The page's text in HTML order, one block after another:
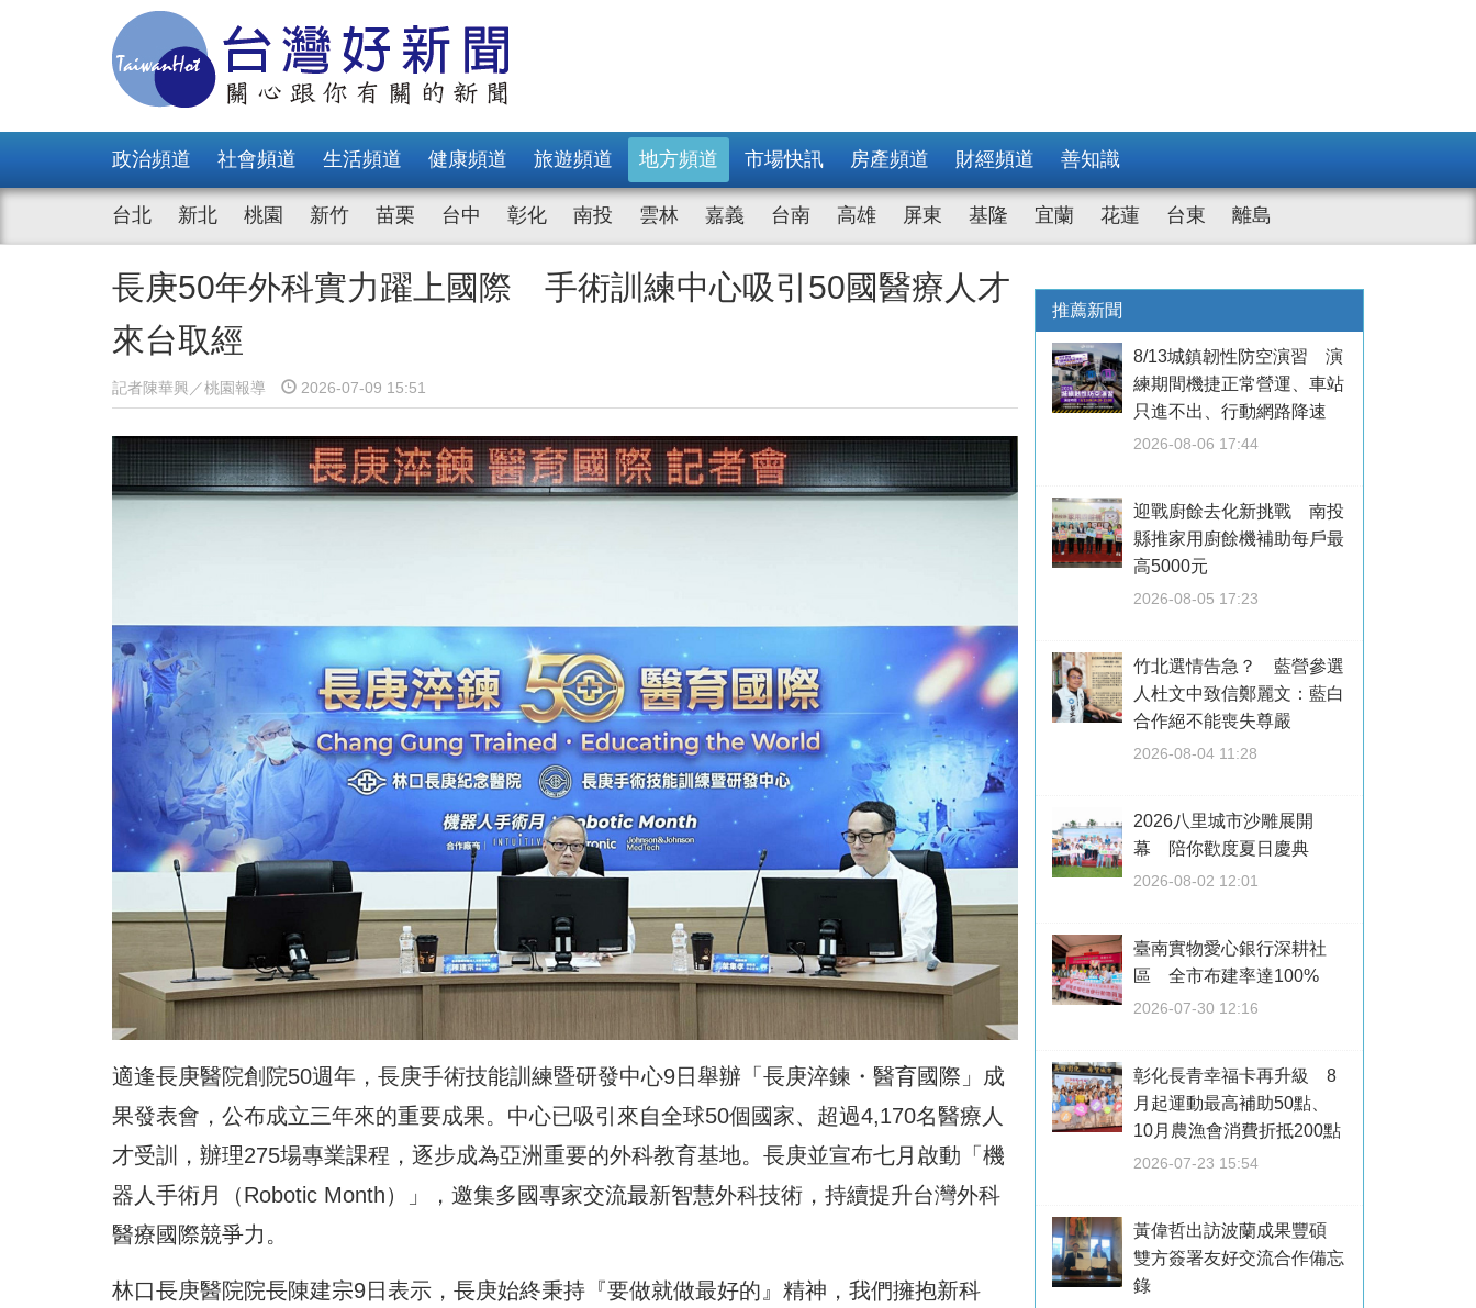
政治頻道 社會頻道 生活頻道 健康頻道 旅遊頻道 地方頻道 市場快訊 房產頻道 財經頻道 善知識
台北 新北 桃園 新竹 苗栗 台中 彰化 南投 雲林 嘉義 台南 高雄 屏東 基隆 宜蘭 花蓮 台東 離島
長庚50年外科實力躍上國際 手術訓練中心吸引50國醫療人才
來台取經
記者陳華興／桃園報導 2026-07-09 15:51
適逢長庚醫院創院50週年，長庚手術技能訓練暨研發中心9日舉辦「長庚淬鍊・醫育國際」成
果發表會，公布成立三年來的重要成果。中心已吸引來自全球50個國家、超過4,170名醫療人
才受訓，辦理275場專業課程，逐步成為亞洲重要的外科教育基地。長庚並宣布七月啟動「機
器人手術月（Robotic Month）」，邀集多國專家交流最新智慧外科技術，持續提升台灣外科
醫療國際競爭力。
林口長庚醫院院長陳建宗9日表示，長庚始終秉持『要做就做最好的』精神，我們擁抱新科
推薦新聞
8/13城鎮韌性防空演習 演
練期間機捷正常營運、車站
只進不出、行動網路降速
2026-08-06 17:44
迎戰廚餘去化新挑戰 南投
縣推家用廚餘機補助每戶最
高5000元
2026-08-05 17:23
竹北選情告急？ 藍營參選
人杜文中致信鄭麗文：藍白
合作絕不能喪失尊嚴
2026-08-04 11:28
2026八里城市沙雕展開
幕 陪你歡度夏日慶典
2026-08-02 12:01
臺南實物愛心銀行深耕社
區 全市布建率達100%
2026-07-30 12:16
彰化長青幸福卡再升級 8
月起運動最高補助50點、
10月農漁會消費折抵200點
2026-07-23 15:54
黃偉哲出訪波蘭成果豐碩
雙方簽署友好交流合作備忘
錄